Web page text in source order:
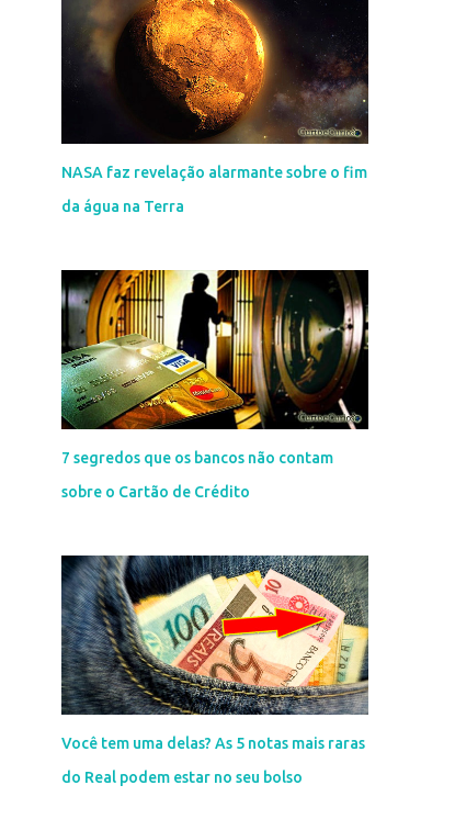
NASA faz revelação alarmante sobre o fim
da água na Terra
7 segredos que os bancos não contam
sobre o Cartão de Crédito
Você tem uma delas? As 5 notas mais raras
do Real podem estar no seu bolso